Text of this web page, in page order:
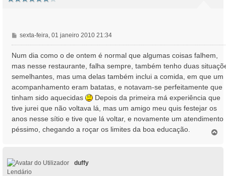
M
e
a
g
e
m
sexta-feira, 01 janeiro 2010 21:34
Num dia como o de ontem é normal que algumas coisas falhem,
mas nesse restaurante, falha sempre, também tenho duas
semelhantes, mas uma delas também inclui a comida, em que um
acompanhamento eram batatas, e notavam-se perfeitamente que
tinham sido aquecidas
Depois da primeira má experiência que
tive jurei que não voltava lá, mas um amigo meu quis festejar os
anos nesse sítio e tive que lá voltar, e novamente um atendimento
péssimo, chegando a roçar os limites da boa educação.
duffy
Lendário